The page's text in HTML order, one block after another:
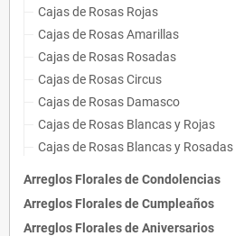
Cajas de Rosas Rojas
Cajas de Rosas Amarillas
Cajas de Rosas Rosadas
Cajas de Rosas Circus
Cajas de Rosas Damasco
Cajas de Rosas Blancas y Rojas
Cajas de Rosas Blancas y Rosadas
Arreglos Florales de Condolencias
Arreglos Florales de Cumpleaños
Arreglos Florales de Aniversarios